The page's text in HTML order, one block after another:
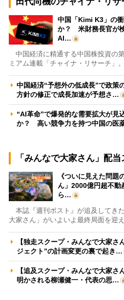
中国「Kimi K3」の
か？ 米財務長官が
AI…
中国経済に精通する中国株投資の
ミアム連載「チャイナ・リサーチ」
中国経済“予想外の低成長”で政
方針の修正で成長加速が予想さ…
“AI革命”で爆発的な需要拡大が見
か？ 高い競争力を持つ中国の医
「みんなで大家さん」配
《ついに見えた問題
ん」2000億円超不動
ら…
本誌『週刊ポスト』が追及してき
大家さん」がいよいよ最終局面を迎
【独走スクープ・みんなで大家さ
ジェクト”の計画変更の裏で起き…
【追及スクープ・みんなで大家さ
明かされる柳瀬健一・代表の思…